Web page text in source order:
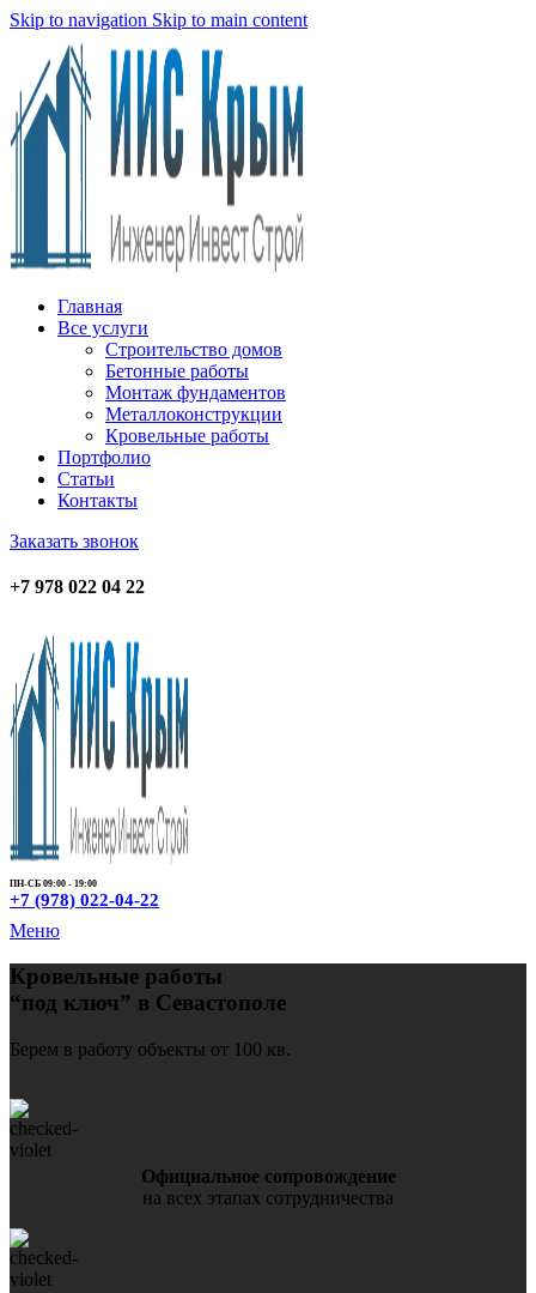
Skip to navigation Skip to main content
Главная
Все услуги
Строительство домов
Бетонные работы
Монтаж фундаментов
Металлоконструкции
Кровельные работы
Портфолио
Статьи
Контакты
Заказать звонок
+7 978 022 04 22
ПН-СБ 09:00 - 19:00
+7 (978) 022-04-22
Меню
Кровельные работы
“под ключ” в Севастополе
Берем в работу объекты от 100 кв.
Официальное сопровождение
на всех этапах сотрудничества